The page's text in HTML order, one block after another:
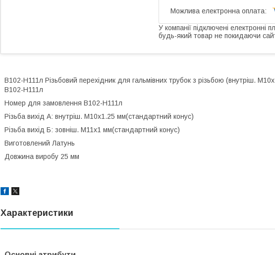
У компанії підключені електронні
будь-який товар не покидаючи
В102-Н111л Різьбовий перехідник для гальмівних трубок з різьбою (внутріш.
В102-Н111л
Номер для замовлення В102-Н111л
Різьба вихід А: внутріш. М10x1.25 мм(стандартний конус)
Різьба вихід Б: зовніш. М11x1 мм(стандартний конус)
Виготовлений Латунь
Довжина виробу 25 мм
Характеристики